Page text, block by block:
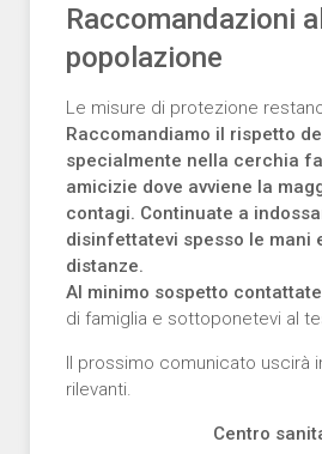
Raccomandazioni
popolazione
Le misure di protezione
Raccomandiamo il rispetto
specialmente nella cerchia
amicizie dove avviene la
contagi. Continuate a
disinfettatevi spesso le mani
distanze.
Al minimo sospetto contattate
di famiglia e sottoponetevi al
Il prossimo comunicato uscirà
rilevanti.
Centro